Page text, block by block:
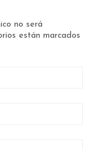
no será
están marcados